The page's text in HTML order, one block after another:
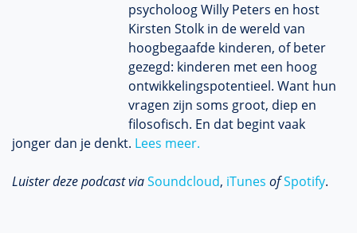
psycholoog Willy Peters en host
Kirsten Stolk in de wereld van
hoogbegaafde kinderen, of beter
gezegd: kinderen met een hoog
ontwikkelingspotentieel. Want hun
vragen zijn soms groot, diep en
filosofisch. En dat begint vaak
jonger dan je denkt. Lees meer.
Luister deze podcast viaSoundcloud, iTunes ofSpotify.